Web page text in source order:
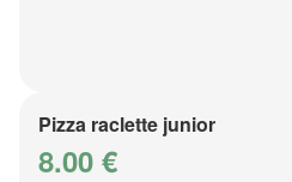
Pizza raclette junior
8.00 €